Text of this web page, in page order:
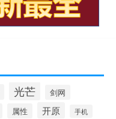
光芒 剑网
属性 开原 手机